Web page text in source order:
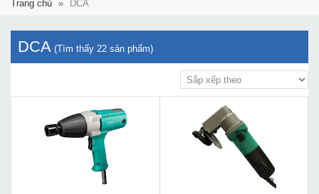
Trang chủ » DCA
DCA (Tìm thấy 22 sản phẩm)